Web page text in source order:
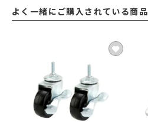
よく一緒にご購入されている商品